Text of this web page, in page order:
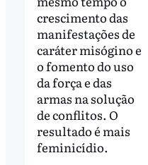
crescimento das
manifestações de
caráter misógino e
o fomento do uso
da força e das
armas na solução
de conflitos. O
resultado é mais
feminicídio.